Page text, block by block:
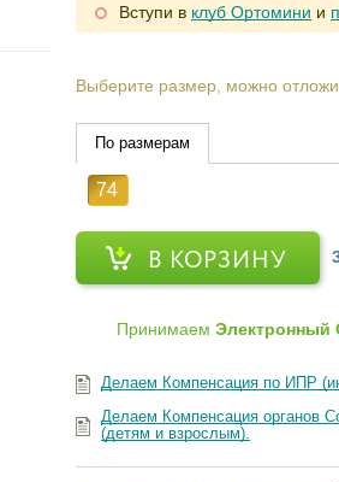
Вступи в клуб Ортомини и
Выберите размер, можно
По размерам
74
В КОРЗИНУ
ПринимаемЭлектронный
Делаем Компенсация по ИПР
Делаем Компенсация органов
(детям и взрослым).